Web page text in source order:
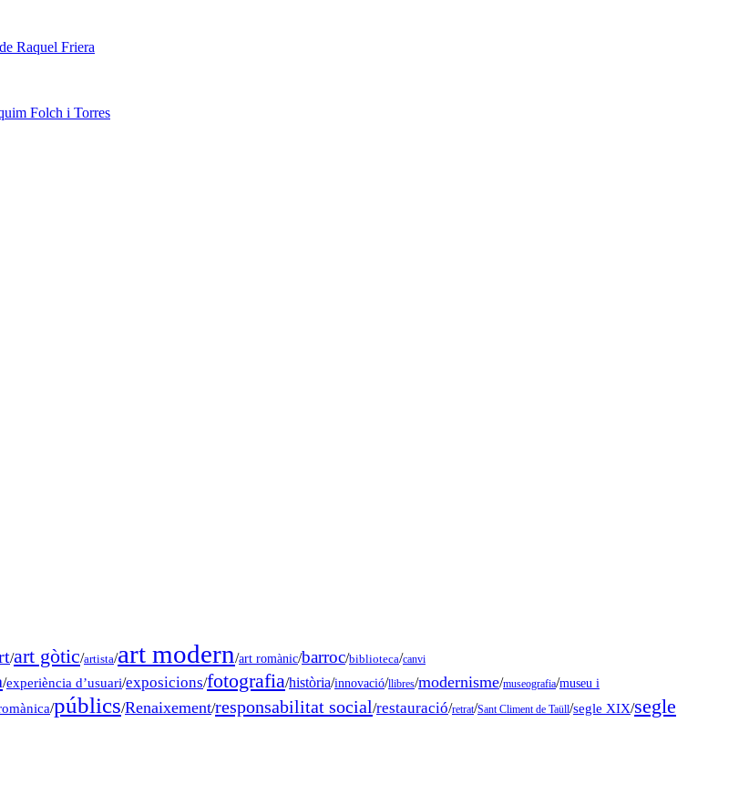
Raquel Friera
Folch i Torres
/art gòtic/artista/art modern/art romànic/barroc/biblioteca/canvi
/experiència d’usuari/exposicions/fotografia/història/innovació/llibres/modernisme/museografia/museu i
/públics/Renaixement/responsabilitat social/restauració/retrat/Sant Climent de Taüll/segle XIX/segle